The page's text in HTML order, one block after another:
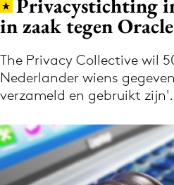
Volg het laatste
Nieuws
Privacystichting
in zaak tegen
The Privacy Collective wil
Nederlander wiens
verzameld en gebruikt zijn'.